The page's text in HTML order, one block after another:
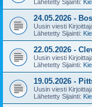
Lähetetty Sijainti:
24.05.2026 -
Uusin viesti
Lähetetty Sijainti:
22.05.2026 -
Uusin viesti
Lähetetty Sijainti:
19.05.2026 -
Uusin viesti
Lähetetty Sijainti: